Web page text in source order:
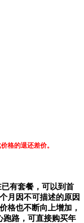
格的退还差价。
有套餐，可以到首
月因不可描述的原因
格也不断向上增加，
跑路，可直接购买年